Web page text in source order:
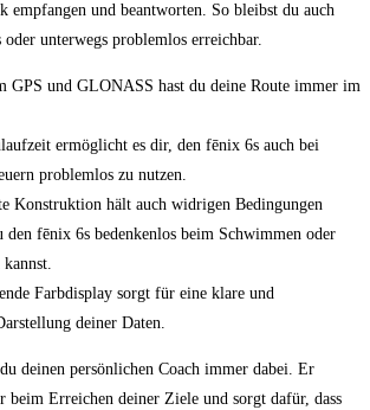
​empfangen und beantworten. So ⁤bleibst du auch
unterwegs problemlos⁤ erreichbar.
GPS und⁣ GLONASS ‌hast du deine Route immer im⁢
ermöglicht es dir, ‌den fēnix 6s ​auch⁢ bei
problemlos ​zu nutzen.
Konstruktion hält auch widrigen Bedingungen
⁣den fēnix 6s ⁤bedenkenlos beim Schwimmen oder
kannst.
Farbdisplay⁣ sorgt für ‌eine klare und
deiner Daten.
deinen persönlichen Coach immer dabei. Er
Erreichen deiner Ziele und ‌sorgt⁣ dafür, dass